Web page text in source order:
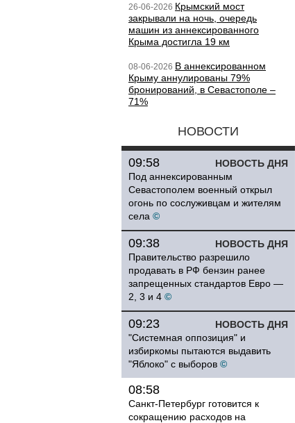
26-06-2026 Крымский мост
закрывали на ночь, очередь
машин из аннексированного
Крыма достигла 19 км
08-06-2026 В аннексированном
Крыму аннулированы 79%
бронирований, в Севастополе –
71%
НОВОСТИ
НОВОСТЬ ДНЯ
09:58
Под аннексированным
Севастополем военный открыл
огонь по сослуживцам и жителям
села ©
НОВОСТЬ ДНЯ
09:38
Правительство разрешило
продавать в РФ бензин ранее
запрещенных стандартов Евро —
2, 3 и 4 ©
НОВОСТЬ ДНЯ
09:23
"Системная оппозиция" и
избиркомы пытаются выдавить
"Яблоко" с выборов ©
08:58
Санкт-Петербург готовится к
сокращению расходов на